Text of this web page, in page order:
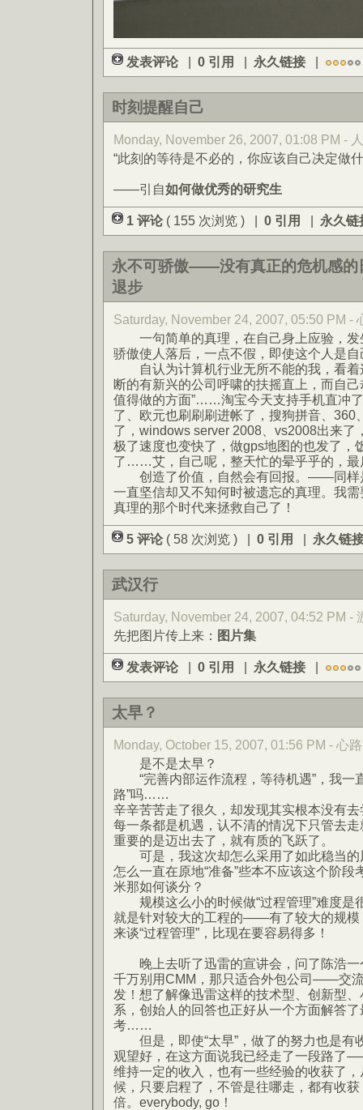
发表评论 | 0 引用 | 永久链接 |
时刻提醒自己
Monday, November 26, 2007, 01:08 PM -
“此刻的等待是不必的，你应该自己决定做
——引自如何做优秀的研究生
1 评论 ( 155 次浏览 ) | 0 引用 | 永久链
永不可骄傲——没有真正的危机感的
退步
Saturday, November 24, 2007, 05:50 PM -
一句简单的真理，在自己身上应验，发
骄傲使人落后，一点不假，即使这个人是自
自认为计算机行业无所不能的我，看着
断的有新兴的公司呼啸的扶摇直上，而自
值得做的方面”……淘宝今天支持手机直冲
了、欧元也刷刷刷进帐了，搜狗拼音、360
了，windows server 2008、vs2008出来了
极了速度也变快了，做gps地图的也发了，
了……艾，自己呢，整天忙的晕乎乎的，最
创造了价值，自然会有回报。——同样
一直坚信却又不知何时被遗忘的真理。我
真理的那个时代来拯救自己了！
5 评论 ( 58 次浏览 ) | 0 引用 | 永久链
武汉行
Saturday, November 24, 2007, 04:52 PM -
先把图片传上来： 图片集
发表评论 | 0 引用 | 永久链接 |
太早？
Monday, October 15, 2007, 01:56 PM - 心
是不是太早？
“完善内部运作流程，等待机遇”，我一
路”吗……
辛辛苦苦走了很久，却发现其实根本没有
每一条都是机遇，认不清的情况下只管去
重要的是迈出去了，就有质的飞跃了。
可是，我这次却怎么采用了如此稳当的
怎么一直在原地“准备”些本不应该这个阶
米那如何谈分？
规模这么小的时候做“过程管理”难度是
就是针对较大的工程的——有了较大的规模
来谈“过程管理”，比现在要容易得多！
晚上去听了迅雷的宣讲会，问了陈浩一
千万别用CMM，那只适合外包公司——交
发！想了解像迅雷这样的技术型、创新型
系，创始人的回答也正好从一个方面解答了
考……
但是，即使“太早”，做了的努力也是有
观望好，在这方面说我已经走了一段路了
维持一定的收入，也有一些经验的收获了
候，只要启程了，不管是往哪走，都有收
倍。everybody, go！